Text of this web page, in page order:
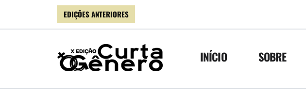
EDIÇÕES ANTERIORES
INÍCIO SOBRE